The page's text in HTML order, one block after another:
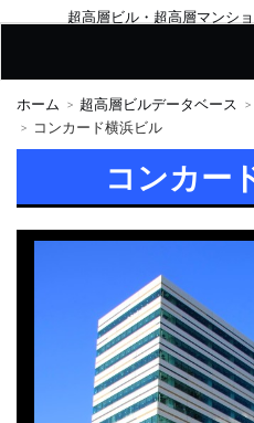
超高層ビル・超高層マンショ
ホーム 超高層ビルデータベース
コンカード横浜ビル
コンカー